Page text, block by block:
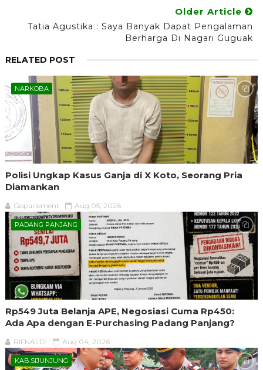
Older Article
Tatia Agustika : Saya Banyak Dapat Pengalaman
Berharga Di Nagari Guguak
RELATED POST
NARKOBA
Polisi Ungkap Kasus Ganja di X Koto, Seorang Pria
Diamankan
Goparlement Aug 05, 2026
PADANG PANJANG
Rp549 Juta Belanja APE, Negosiasi Cuma Rp450:
Ada Apa dengan E-Purchasing Padang Panjang?
RIFNALDI Aug 04, 2026
KAB.SIJUNJUNG